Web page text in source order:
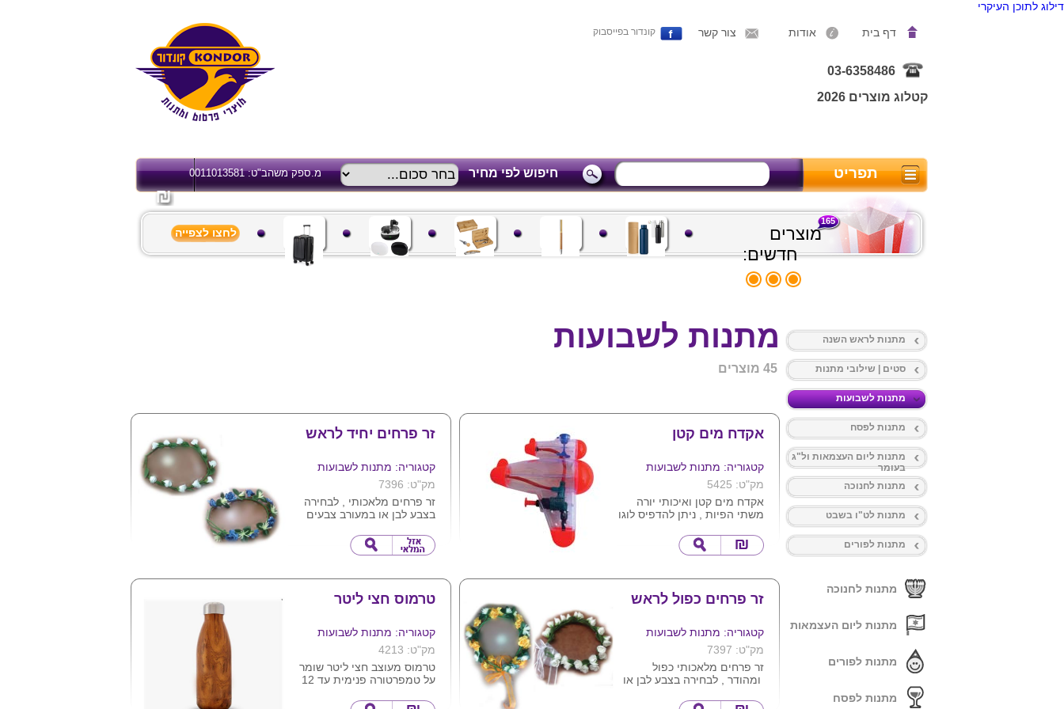
דילוג לתוכן העיקרי
דף בית אודות צור קשר קונדור בפייסבוק
03-6358486
קטלוג מוצרים 2026
תפריט חיפוש לפי מחיר מ.ספק משהב"ט: 0011013581
מוצרים
חדשים:
165
לחצו לצפייה
מתנות לראש השנה
סטים | שילובי מתנות
מתנות לשבועות
מתנות לפסח
מתנות ליום העצמאות ול"ג
בעומר
מתנות לחנוכה
מתנות לט"ו בשבט
מתנות לפורים
מתנות לחנוכה
מתנות ליום העצמאות
מתנות לפורים
מתנות לפסח
מתנות לשבועות
45 מוצרים
אקדח מים קטן
קטגוריה: מתנות לשבועות
מק"ט: 5425
אקדח מים קטן ואיכותי יורה
משתי הפיות , ניתן להדפיס לוגו
זר פרחים יחיד לראש
קטגוריה: מתנות לשבועות
מק"ט: 7396
זר פרחים מלאכותי , לבחירה
בצבע לבן או במעורב צבעים
יחידות .
זר פרחים כפול לראש
קטגוריה: מתנות לשבועות
מק"ט: 7397
זר פרחים מלאכותי כפול
ומהודר , לבחירה בצבע לבן או
שליטה . מגיע ארוז בצלופן כל
טרמוס חצי ליטר
קטגוריה: מתנות לשבועות
מק"ט: 4213
טרמוס מעוצב חצי ליטר שומר
על טמפרטורה פנימית עד 12
ניתן למתג בלוגו חברה